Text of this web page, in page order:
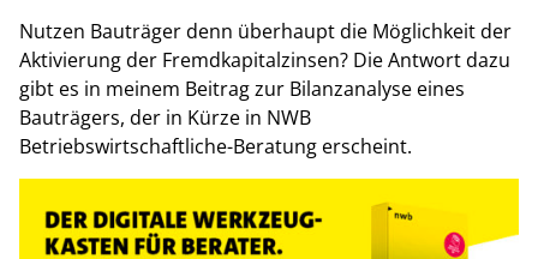
Nutzen Bauträger denn überhaupt die Möglichkeit der
Aktivierung der Fremdkapitalzinsen? Die Antwort dazu
gibt es in meinem Beitrag zur Bilanzanalyse eines
Bauträgers, der in Kürze in NWB
Betriebswirtschaftliche-Beratung erscheint.